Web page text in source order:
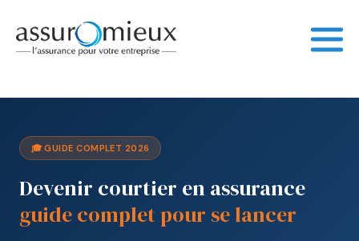
🎓 GUIDE COMPLET 2026
Devenir courtier en assurance
guide complet pour se lancer